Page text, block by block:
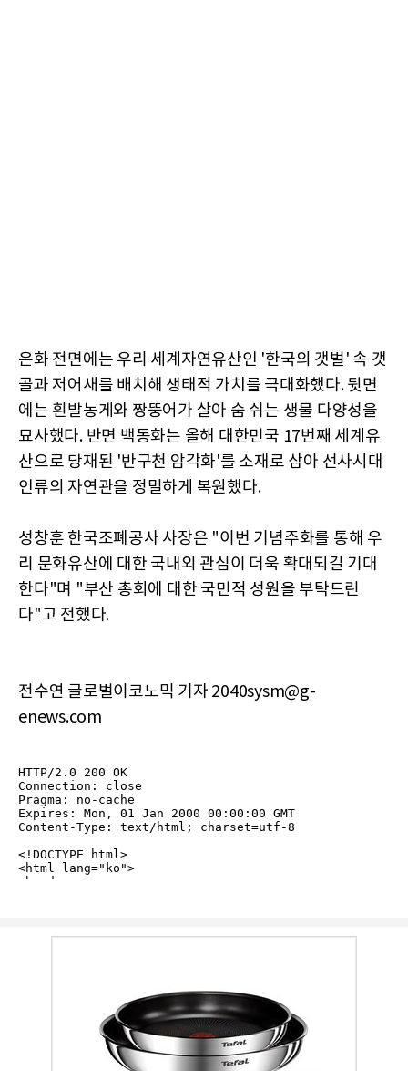
은화 전면에는 우리 세계자연유산인 '한국의 갯벌' 속 갯
골과 저어새를 배치해 생태적 가치를 극대화했다. 뒷면
에는 흰발농게와 짱뚱어가 살아 숨 쉬는 생물 다양성을
묘사했다. 반면 백동화는 올해 대한민국 17번째 세계유
산으로 당재된 '반구천 암각화'를 소재로 삼아 선사시대
인류의 자연관을 정밀하게 복원했다.
성창훈 한국조폐공사 사장은 "이번 기념주화를 통해 우
리 문화유산에 대한 국내외 관심이 더욱 확대되길 기대
한다"며 "부산 총회에 대한 국민적 성원을 부탁드린
다"고 전했다.
전수연 글로벌이코노믹 기자 2040sysm@g-
enews.com